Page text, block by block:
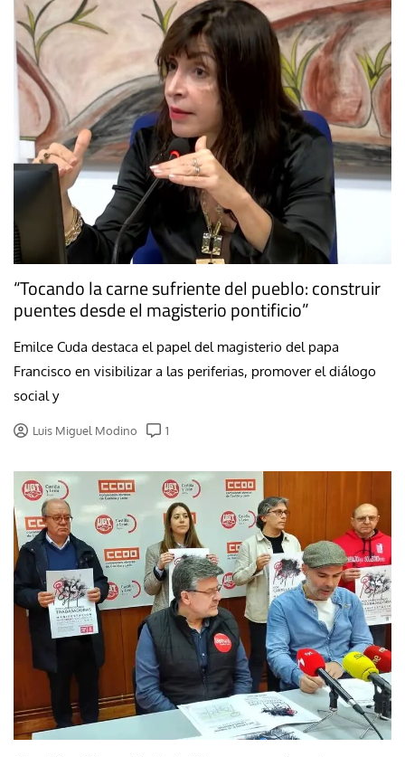
“Tocando la carne sufriente del pueblo: construir
puentes desde el magisterio pontificio”
Emilce Cuda destaca el papel del magisterio del papa
Francisco en visibilizar a las periferias, promover el diálogo
social y
Luis Miguel Modino 1